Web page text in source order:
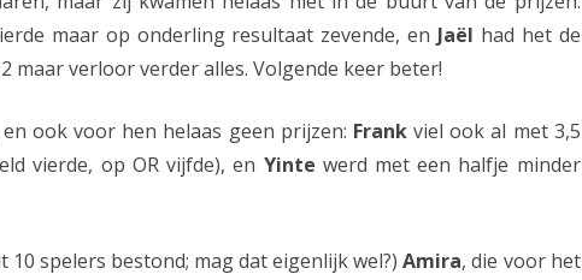
e
n
maar op onderling resultaat zevende, enJaël had het de
maar verloor verder alles. Volgende keer beter!
ook voor hen helaas geen prijzen: Frankviel ook al met 3,5
vierde, op OR vijfde), en Yinte werd met een halfje minder
spelers bestond; mag dat eigenlijk wel?)Amira, die voor het